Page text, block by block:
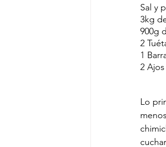
Sal y
3kg
900g
2
1
2 Ajos
Lo